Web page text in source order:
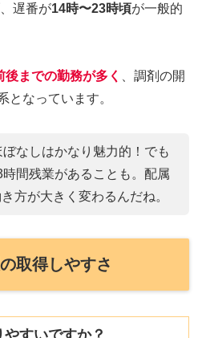
、遅番が14時〜23時頃が一般的
までの勤務が多く
、調剤の開
となっています。
なしはかなり魅力的！でも
間残業があることも。配属
方が大きく変わるんだね。
取得しやすさ